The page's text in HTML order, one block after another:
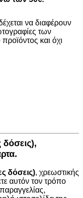
να διαφέρουν
των
και όχι
δόσεις), χρεωστικής
αυτόν τον τρόπο